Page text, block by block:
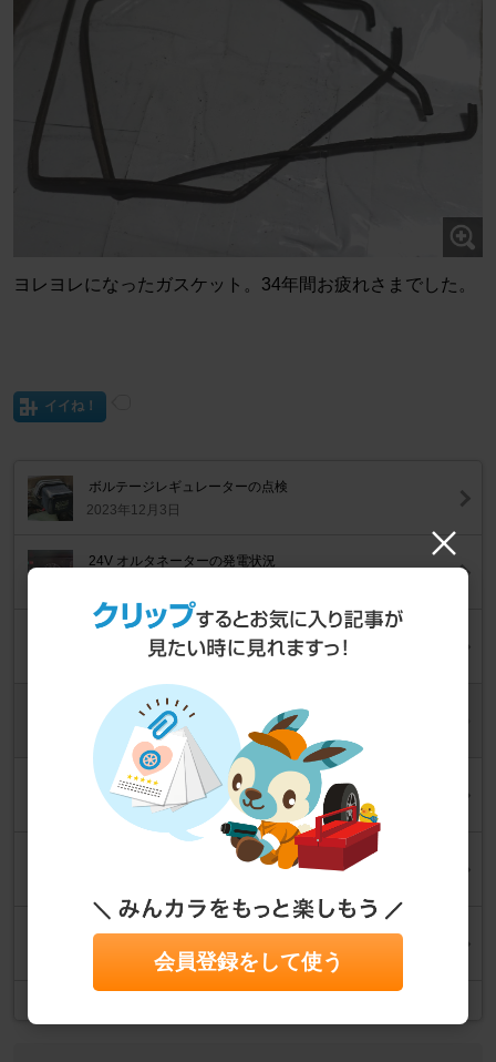
ヨレヨレになったガスケット。34年間お疲れさまでした。
イイね！
ボルテージレギュレーターの点検
2023年12月3日
24V オルタネーターの発電状況
バックドア・クッション取付け
2023年11月29日
フロントウインカーレンズのガスケット交換、破損補修
2023年11月27日
バックドアストップ金具交換
2023年11月19日
ライセンスプレート・ランプカバー交換
ガラスラン・ウインドウレギュレーター交換
2023年11月4日会員登録をして使う